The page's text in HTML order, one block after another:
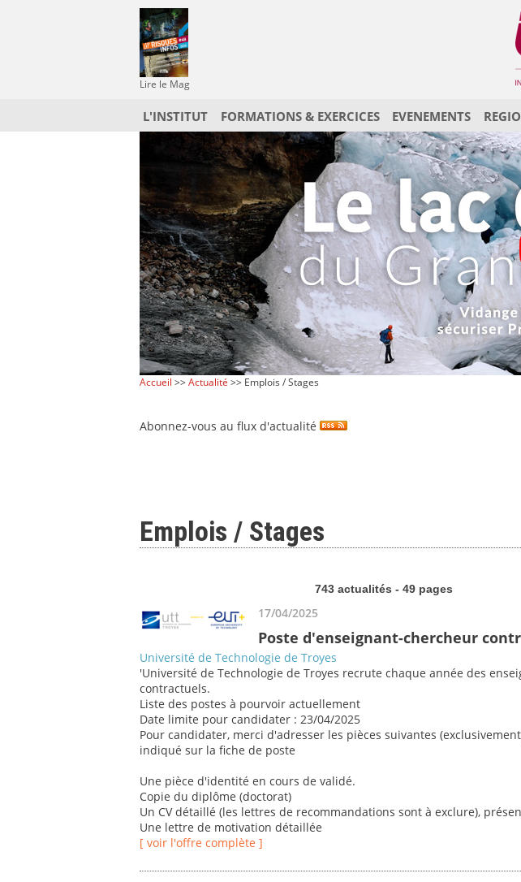
Lire le Mag
L'INSTITUT FORMATIONS & EXERCICES EVENEMENTS
Accueil >>Actualité >> Emplois / Stages
Abonnez-vous au flux d'actualité
Emplois / Stages
743 actualités - 49 pages
17/04/2025
Poste d'enseignant-chercheur
Université de Technologie de Troyes
'Université de Technologie de Troyes recrute chaque année des
contractuels.
Liste des postes à pourvoir actuellement
Date limite pour candidater : 23/04/2025
Pour candidater, merci d'adresser les pièces suivantes
indiqué sur la fiche de poste
Une pièce d'identité en cours de validé.
Copie du diplôme (doctorat)
Un CV détaillé (les lettres de recommandations sont à exclure),
Une lettre de motivation détaillée
[ voir l'offre complète ]